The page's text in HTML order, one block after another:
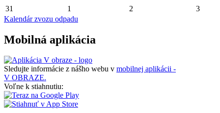
31 1 2
3
Kalendár zvozu odpadu
Mobilná aplikácia
Sledujte informácie z nášho webu v mobilnej aplikácii -
V OBRAZE.
Voľne k stiahnutiu: